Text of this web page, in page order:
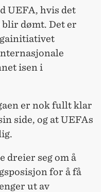
UEFA, hvis det
dømt. Det er
isen i
er nok fullt klar
side, og at UEFAs
dreier seg om å
for å få
ut av